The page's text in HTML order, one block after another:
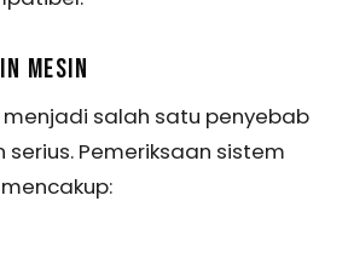
MESIN
salah satu penyebab
serius. Pemeriksaan sistem